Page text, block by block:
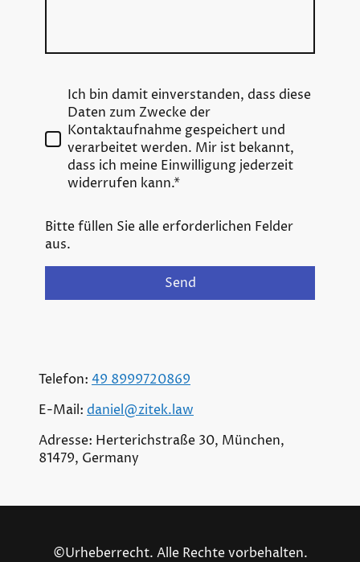
Ich bin damit einverstanden, dass diese
Daten zum Zwecke der
Kontaktaufnahme gespeichert und
verarbeitet werden. Mir ist bekannt,
dass ich meine Einwilligung jederzeit
widerrufen kann.*
Bitte füllen Sie alle erforderlichen Felder
aus.
Send
Telefon: 49 8999720869
E-Mail: daniel@zitek.law
Adresse: Herterichstraße 30, München,
81479, Germany
©Urheberrecht. Alle Rechte vorbehalten.